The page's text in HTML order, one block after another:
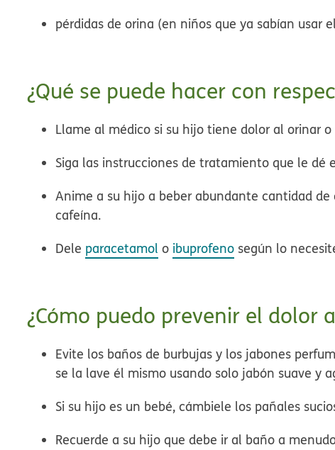
pérdidas de orina (en niños que ya sabían usar
¿Qué se puede hacer con
Llame al médico si su hijo tiene dolor al orinar
Siga las instrucciones de tratamiento que le dé
Anime a su hijo a beber abundante cantidad
cafeína.
Dele paracetamol o ibuprofeno según lo
¿Cómo puedo prevenir el dolor
Evite los baños de burbujas y los jabones
se la lave él mismo usando solo jabón suave y
Si su hijo es un bebé, cámbiele los pañales
Recuerde a su hijo que debe ir al baño a